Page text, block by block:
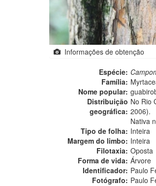
Informações de obtenção
Espécie:
Família:
Nome popular:
Distribuição
geográfica:
No Rio
2006).
Nativa
Tipo de folha: Inteira
Margem do limbo: Inteira
Filotaxia: Oposta
Forma de vida: Árvore
Identificador: Paulo
Fotógrafo: Paulo